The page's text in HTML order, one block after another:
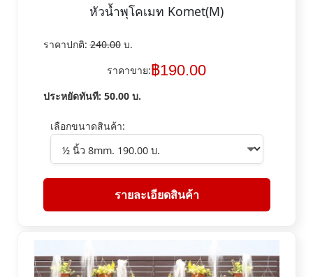
หัวน้ำพุโคเมท Komet(M)
ราคาปกติ:240.00บ.
ราคาขาย:฿190.00
ประหยัดทันที: 50.00บ.
เลือกขนาดสินค้า:
รายละเอียดสินค้า